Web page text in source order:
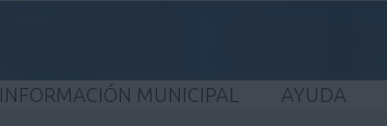
INFORMACIÓN MUNICIPAL AYUDA